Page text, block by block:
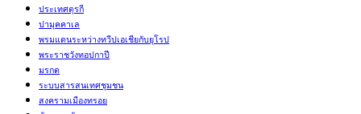
ประเทศตุรกี
ปามุคคาเล
พรมแดนระหว่างทวีปเอเชียกับยุโรป
พระราชวังทอปกาปี
มรกต
ระบบสารสนเทศชุมชน
สงครามเมืองทรอย